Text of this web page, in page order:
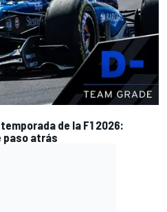
de la F1 2026:
paso atrás